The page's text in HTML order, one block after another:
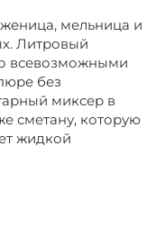
мельница и
Литровый
всевозможными
без
миксер в
сметану, которую
жидкой